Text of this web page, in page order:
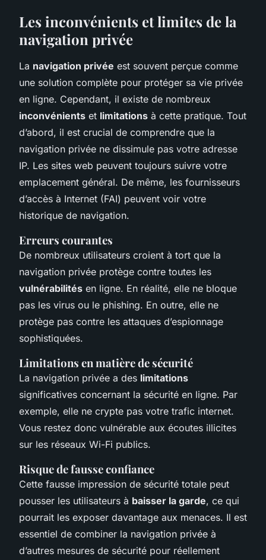
Les inconvénients et limites de la
navigation privée
La navigation privée est souvent perçue comme
une solution complète pour protéger sa vie privée
en ligne. Cependant, il existe de nombreux
inconvénients et limitations à cette pratique. Tout
d’abord, il est crucial de comprendre que la
navigation privée ne dissimule pas votre adresse
IP. Les sites web peuvent toujours suivre votre
emplacement général. De même, les fournisseurs
d’accès à Internet (FAI) peuvent voir votre
historique de navigation.
Erreurs courantes
De nombreux utilisateurs croient à tort que la
navigation privée protège contre toutes les
vulnérabilités en ligne. En réalité, elle ne bloque
pas les virus ou le phishing. En outre, elle ne
protège pas contre les attaques d’espionnage
sophistiquées.
Limitations en matière de sécurité
La navigation privée a des limitations
significatives concernant la sécurité en ligne. Par
exemple, elle ne crypte pas votre trafic internet.
Vous restez donc vulnérable aux écoutes illicites
sur les réseaux Wi-Fi publics.
Risque de fausse confiance
Cette fausse impression de sécurité totale peut
pousser les utilisateurs à baisser la garde, ce qui
pourrait les exposer davantage aux menaces. Il est
essentiel de combiner la navigation privée à
d’autres mesures de sécurité pour réellement